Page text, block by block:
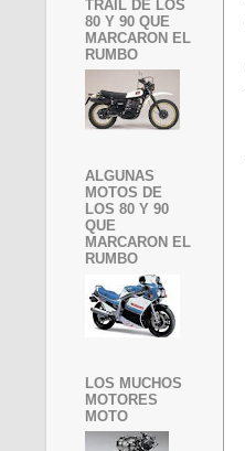
TRAIL DE LOS
80 Y 90 QUE
MARCARON EL
RUMBO
ALGUNAS
MOTOS DE
LOS 80 Y 90
QUE
MARCARON EL
RUMBO
LOS MUCHOS
MOTORES
MOTO